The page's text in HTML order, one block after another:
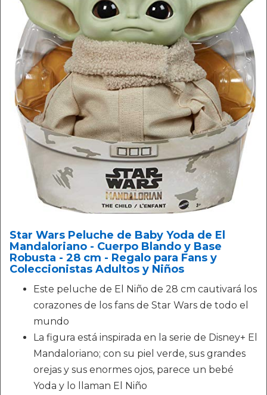
Star Wars Peluche de Baby Yoda de El
Mandaloriano - Cuerpo Blando y Base
Robusta - 28 cm - Regalo para Fans y
Coleccionistas Adultos y Niños
Este peluche de El Niño de 28 cm cautivará los
corazones de los fans de Star Wars de todo el
mundo
La figura está inspirada en la serie de Disney+ El
Mandaloriano; con su piel verde, sus grandes
orejas y sus enormes ojos, parece un bebé
Yoda y lo llaman El Niño